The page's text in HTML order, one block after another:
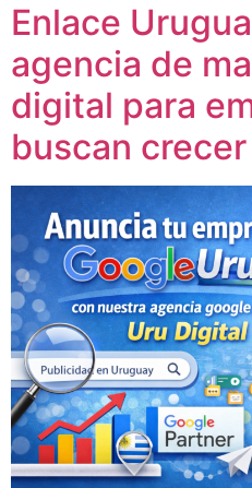
Enlace
agencia de
digital para
buscan crecer